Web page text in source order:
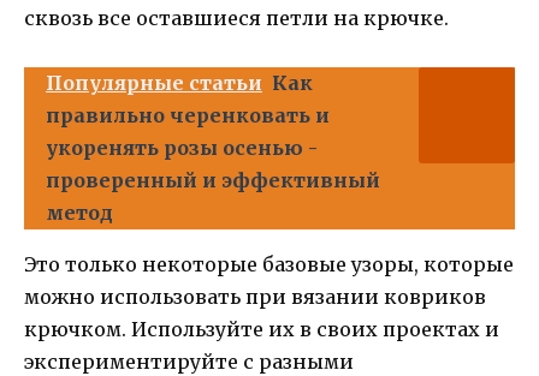
сквозь все оставшиеся петли на крючке.
Популярные статьи Как
правильно черенковать и
укоренять розы осенью -
проверенный и эффективный
метод
Это только некоторые базовые узоры, которые
можно использовать при вязании ковриков
крючком. Используйте их в своих проектах и
экспериментируйте с разными